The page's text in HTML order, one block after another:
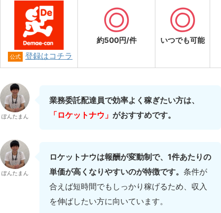
公式 登録はコチラ
約500円/件 いつでも可能
ぽんたまん
業務委託配達員で効率よく稼ぎたい方は、
「ロケットナウ」 がおすすめです。
ぽんたまん
ロケットナウは報酬が変動制で、1件あたりの
単価が高くなりやすいのが特徴です。 条件が
合えば短時間でもしっかり稼げるため、収入
を伸ばしたい方に向いています。